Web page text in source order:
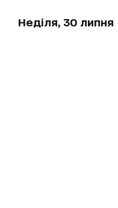
Неділя, 30 липня